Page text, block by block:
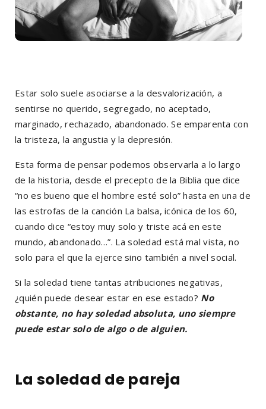
Estar solo suele asociarse a la desvalorización, a
sentirse no querido, segregado, no aceptado,
marginado, rechazado, abandonado. Se emparenta con
la tristeza, la angustia y la depresión.
Esta forma de pensar podemos observarla a lo largo
de la historia, desde el precepto de la Biblia que dice
“no es bueno que el hombre esté solo” hasta en una de
las estrofas de la canción La balsa, icónica de los 60,
cuando dice “estoy muy solo y triste acá en este
mundo, abandonado…”. La soledad está mal vista, no
solo para el que la ejerce sino también a nivel social.
Si la soledad tiene tantas atribuciones negativas,
¿quién puede desear estar en ese estado? No
obstante, no hay soledad absoluta, uno siempre
puede estar solo de algo o de alguien.
La soledad de pareja